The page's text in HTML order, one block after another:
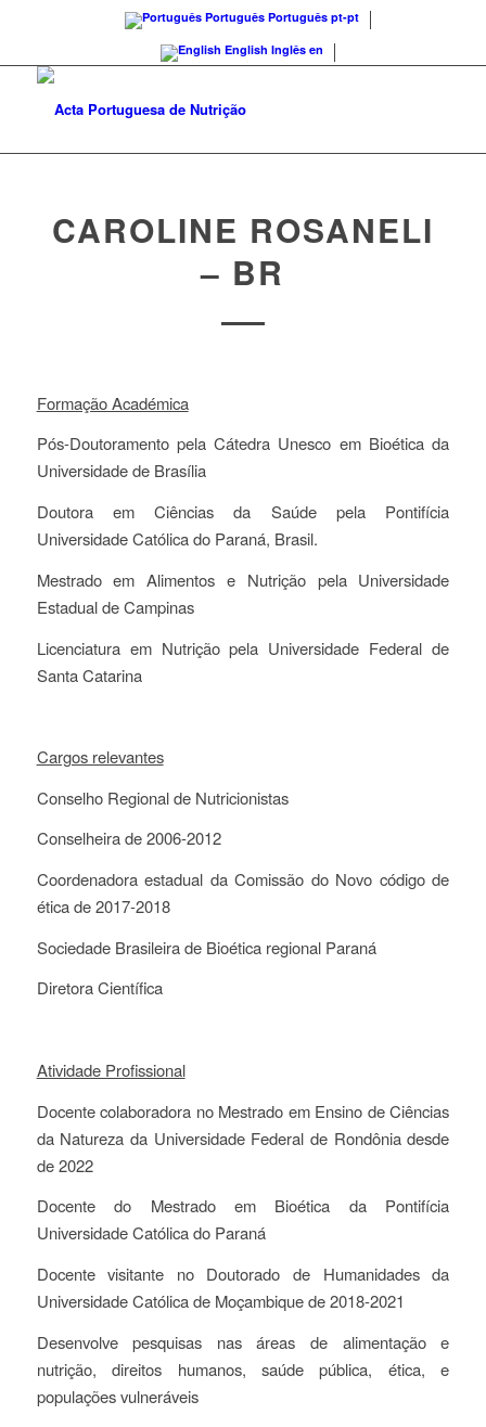
Português Português pt-pt
English Inglês en
CAROLINE ROSANELI
– BR
Formação Académica
Pós-Doutoramento pela Cátedra Unesco em Bioética da
Universidade de Brasília
Doutora em Ciências da Saúde pela Pontifícia
Universidade Católica do Paraná, Brasil.
Mestrado em Alimentos e Nutrição pela Universidade
Estadual de Campinas
Licenciatura em Nutrição pela Universidade Federal de
Santa Catarina
Cargos relevantes
Conselho Regional de Nutricionistas
Conselheira de 2006-2012
Coordenadora estadual da Comissão do Novo código de
ética de 2017-2018
Sociedade Brasileira de Bioética regional Paraná
Diretora Científica
Atividade Profissional
Docente colaboradora no Mestrado em Ensino de Ciências
da Natureza da Universidade Federal de Rondônia desde
de 2022
Docente do Mestrado em Bioética da Pontifícia
Universidade Católica do Paraná
Docente visitante no Doutorado de Humanidades da
Universidade Católica de Moçambique de 2018-2021
Desenvolve pesquisas nas áreas de alimentação e
nutrição, direitos humanos, saúde pública, ética, e
populações vulneráveis